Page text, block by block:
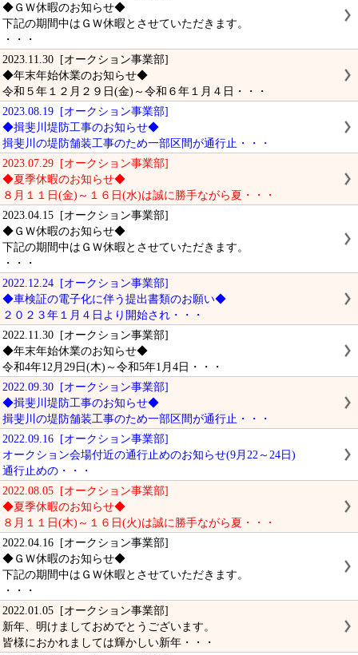
◆ＧＷ休暇のお知らせ◆
下記の期間中はＧＷ休暇とさせていただきます。
・・・
2023.11.30 [オークション事業部]
◆年末年始休業のお知らせ◆
令和５年１２月２９日(金)～令和６年１月４日・・・
2023.08.19 [オークション事業部]
◆揖斐川堤防工事のお知らせ◆
揖斐川の堤防舗装工事のため一部区間が通行止・・・
2023.07.29 [オークション事業部]
◆夏季休暇のお知らせ◆
８月１１日(金)～１６日(水)は誠に勝手ながら夏・・・
2023.04.15 [オークション事業部]
◆ＧＷ休暇のお知らせ◆
下記の期間中はＧＷ休暇とさせていただきます。
・・・
2022.12.24 [オークション事業部]
◆車検証の電子化に伴う提出書類のお願い◆
２０２３年１月４日より開始され・・・
2022.11.30 [オークション事業部]
◆年末年始休業のお知らせ◆
令和4年12月29日(木)～令和5年1月4日・・・
2022.09.30 [オークション事業部]
◆揖斐川堤防工事のお知らせ◆
揖斐川の堤防舗装工事のため一部区間が通行止・・・
2022.09.16 [オークション事業部]
オークション会場付近の通行止めのお知らせ(9月22～24日)
通行止めの・・・
2022.08.05 [オークション事業部]
◆夏季休暇のお知らせ◆
８月１１日(木)～１６日(火)は誠に勝手ながら夏・・・
2022.04.16 [オークション事業部]
◆ＧＷ休暇のお知らせ◆
下記の期間中はＧＷ休暇とさせていただきます。
・・・
2022.01.05 [オークション事業部]
新年、明けましておめでとうございます。
皆様におかれましては輝かしい新年・・・